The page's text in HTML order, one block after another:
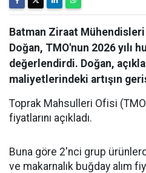
Batman Ziraat Mühendisleri
Doğan, TMO'nun 2026 yılı
değerlendirdi. Doğan,
maliyetlerindeki artışın
Toprak Mahsulleri Ofisi
fiyatlarını açıkladı.
Buna göre 2'nci grup
ve makarnalık buğday alım